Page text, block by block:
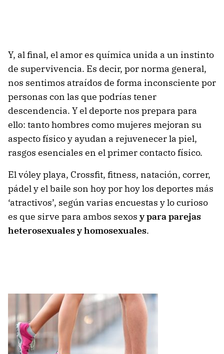
Y, al final, el amor es química unida a un instinto
de supervivencia. Es decir, por norma general,
nos sentimos atraídos de forma inconsciente por
personas con las que podrías tener
descendencia. Y el deporte nos prepara para
ello: tanto hombres como mujeres mejoran su
aspecto físico y ayudan a rejuvenecer la piel,
rasgos esenciales en el primer contacto físico.
El vóley playa, Crossfit, fitness, natación, correr,
pádel y el baile son hoy por hoy los deportes más
‘atractivos’, según varias encuestas y lo curioso
es que sirve para ambos sexos y para parejas
heterosexuales y homosexuales.